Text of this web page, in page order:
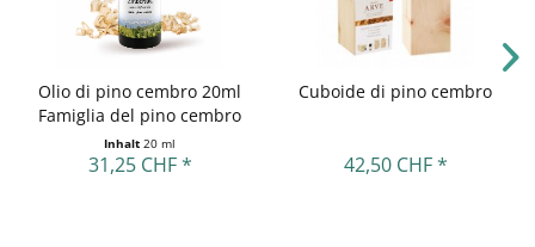
Olio di pino cembro 20ml
Famiglia del pino cembro
Inhalt 20 ml
31,25 CHF *
Cuboide di pino cembro
42,50 CHF *